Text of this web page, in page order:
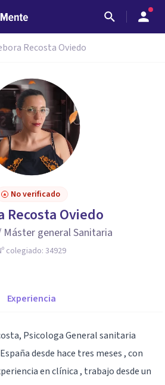
Recosta Oviedo
No verificado
Recosta Oviedo
Máster general Sanitaria
colegiado:34929
Experiencia
Psicologa General sanitaria
desde hace tres meses , con
en clínica , trabajo desde un